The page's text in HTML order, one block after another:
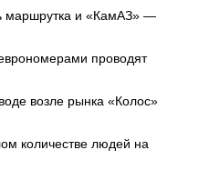
маршрутка и «КамАЗ» —
проводят
возле рынка «Колос»
количестве людей на